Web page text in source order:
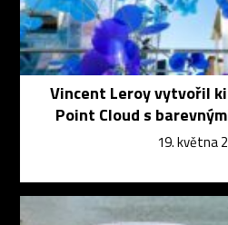
Vincent Leroy vytvořil
Point Cloud s
19. května